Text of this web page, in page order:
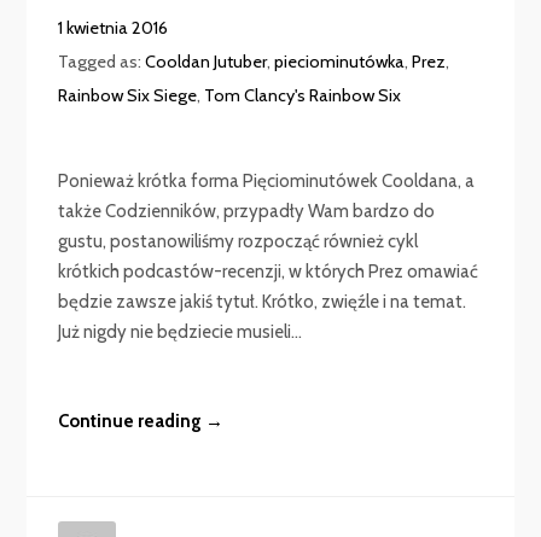
1 kwietnia 2016
Tagged as:Cooldan Jutuber,pieciominutówka,Prez,
Rainbow Six Siege, Tom Clancy's Rainbow Six
Ponieważ krótka forma Pięciominutówek Cooldana, a
także Codzienników, przypadły Wam bardzo do
gustu, postanowiliśmy rozpocząć również cykl
krótkich podcastów-recenzji, w których Prez omawiać
będzie zawsze jakiś tytuł. Krótko, zwięźle i na temat.
Już nigdy nie będziecie musieli...
Continue reading →